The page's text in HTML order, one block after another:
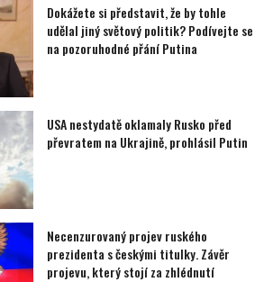
Dokážete si představit, že by tohle
udělal jiný světový politik? Podívejte se
na pozoruhodné přání Putina
USA nestydatě oklamaly Rusko před
převratem na Ukrajině, prohlásil Putin
Necenzurovaný projev ruského
prezidenta s českými titulky. Závěr
projevu, který stojí za zhlédnutí